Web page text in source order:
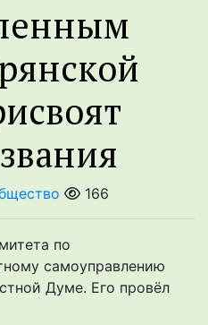
166
по
самоуправлению
Думе. Его провёл